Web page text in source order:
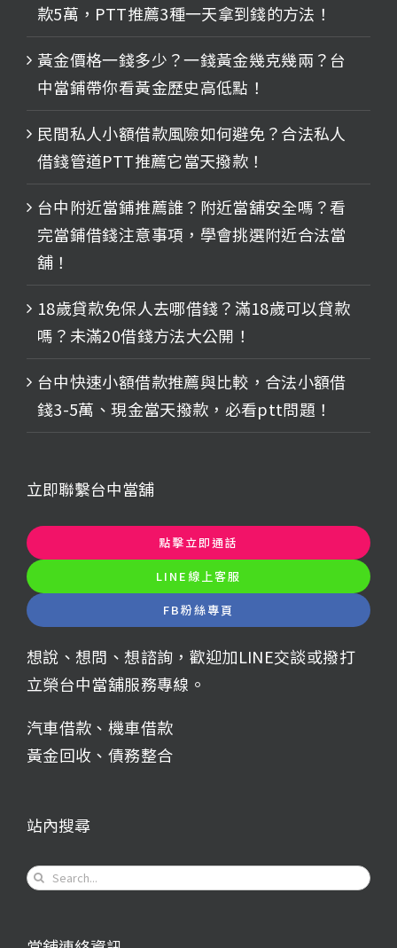
款5萬，PTT推薦3種一天拿到錢的方法！
黃金價格一錢多少？一錢黃金幾克幾兩？台
中當鋪帶你看黃金歷史高低點！
民間私人小額借款風險如何避免？合法私人
借錢管道PTT推薦它當天撥款！
台中附近當鋪推薦誰？附近當舖安全嗎？看
完當鋪借錢注意事項，學會挑選附近合法當
舖！
18歲貸款免保人去哪借錢？滿18歲可以貸款
嗎？未滿20借錢方法大公開！
台中快速小額借款推薦與比較，合法小額借
錢3-5萬、現金當天撥款，必看ptt問題！
立即聯繫台中當舖
點擊立即通話
LINE線上客服
FB粉絲專頁
想說、想問、想諮詢，歡迎加LINE交談或撥打
立榮台中當舖服務專線。
汽車借款 、 機車借款
黃金回收 、 債務整合
站內搜尋
Search